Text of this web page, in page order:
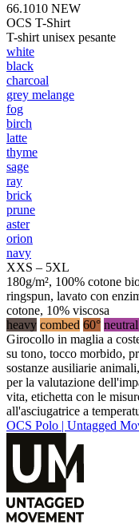
66.1010 NEW
OCS T-Shirt
T-shirt unisex pesante
white
black
charcoal
grey melange
fog
birch
latte
thyme
sage
ray
brick
prune
aster
orion
navy
XXS – 5XL
180g/m², 100% cotone
ringspun, lavato con
cotone, 10% viscosa
heavy combed 60°
Girocollo in maglia a
su tono, tocco morbido,
sostanze ausiliarie
per la valutazione
vita, etichetta con le
all'asciugatrice a
OCS Polo | Untagged